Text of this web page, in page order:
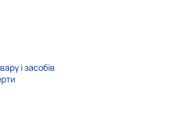
і засобів